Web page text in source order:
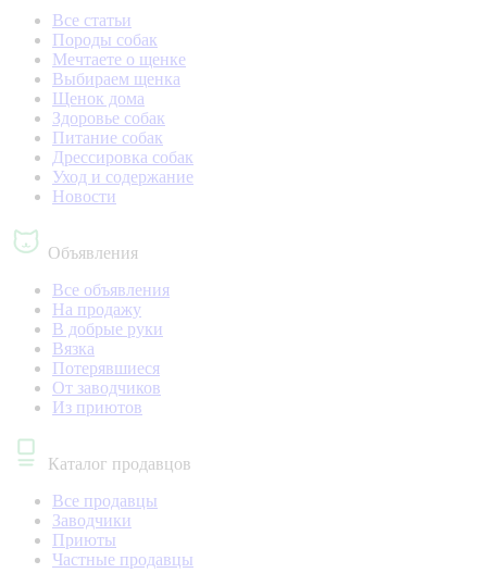
Все статьи
Породы собак
Мечтаете о щенке
Выбираем щенка
Щенок дома
Здоровье собак
Питание собак
Дрессировка собак
Уход и содержание
Новости
Объявления
Все объявления
На продажу
В добрые руки
Вязка
Потерявшиеся
От заводчиков
Из приютов
Каталог продавцов
Все продавцы
Заводчики
Приюты
Частные продавцы